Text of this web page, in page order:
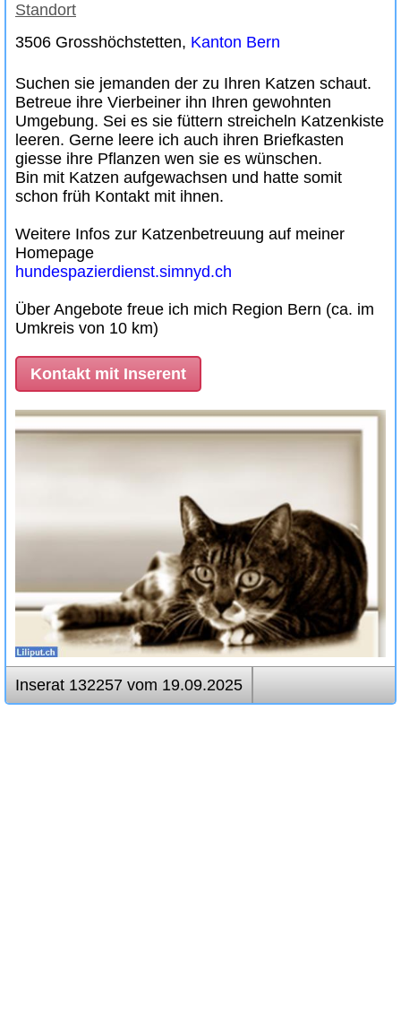
Standort
3506 Grosshöchstetten, Kanton Bern
Suchen sie jemanden der zu Ihren Katzen schaut.
Betreue ihre Vierbeiner ihn Ihren gewohnten
Umgebung. Sei es sie füttern streicheln Katzenkiste
leeren. Gerne leere ich auch ihren Briefkasten
giesse ihre Pflanzen wen sie es wünschen.
Bin mit Katzen aufgewachsen und hatte somit
schon früh Kontakt mit ihnen.
Weitere Infos zur Katzenbetreuung auf meiner
Homepage
hundespazierdienst.simnyd.ch
Über Angebote freue ich mich Region Bern (ca. im
Umkreis von 10 km)
Kontakt mit Inserent
Inserat 132257 vom 19.09.2025